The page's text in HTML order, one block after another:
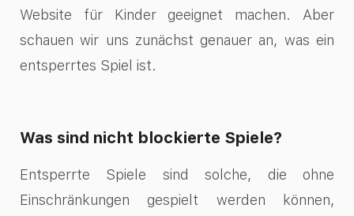
Website für Kinder geeignet machen. Aber
schauen wir uns zunächst genauer an, was ein
entsperrtes Spiel ist.
Was sind nicht blockierte Spiele?
Entsperrte Spiele sind solche, die ohne
Einschränkungen gespielt werden können,